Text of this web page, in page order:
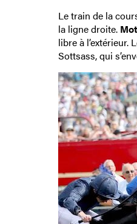
Le train de la
la ligne droite.
libre à l’extérieur.
Sottsass, qui